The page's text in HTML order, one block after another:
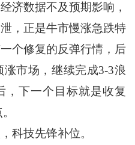
济数据不及预期影响，
，正是牛市慢涨急跌特
个修复的反弹行情，后
市场，继续完成3-3浪
，下一个目标就是收复
技先锋补位。